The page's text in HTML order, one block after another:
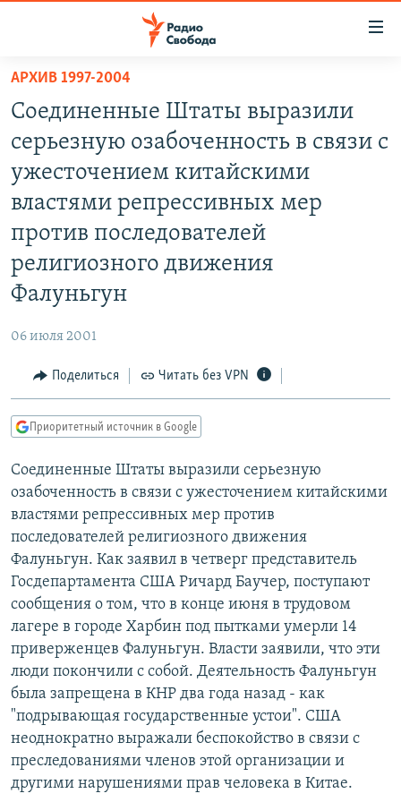
упрощенного
доступа
основному
содержанию
главной
навигации
Вернутся
ПОДКАСТЫ
АВТОРСКИЕ ПРОЕКТЫ
МНЕНИЯ
КУЛЬТУРА
IDEL.РЕАЛИИ
СИБИРЬ.РЕАЛИИ
РАСПИСАНИЕ ВЕЩАНИЯ
СОЦИАЛЬНЫЕ СЕТИ
Все сайты РСЕ/РС
АРХИВ 1997-2004
Соединенные Штаты выразили
серьезную озабоченность в связи с
ужесточением китайскими
властями репрессивных мер
против последователей
религиозного движения
Фалуньгун
06 июля 2001
Поделиться Читать без VPN
Приоритетный источник в Google
Соединенные Штаты выразили серьезную
озабоченность в связи с ужесточением китайскими
властями репрессивных мер против
последователей религиозного движения
Фалуньгун. Как заявил в четверг представитель
Госдепартамента США Ричард Баучер, поступают
сообщения о том, что в конце июня в трудовом
лагере в городе Харбин под пытками умерли 14
приверженцев Фалуньгун. Власти заявили, что эти
люди покончили с собой. Деятельность Фалуньгун
была запрещена в КНР два года назад - как
"подрывающая государственные устои". США
неоднократно выражали беспокойство в связи с
преследованиями членов этой организации и
другими нарушениями прав человека в Китае.